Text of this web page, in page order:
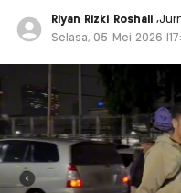
Riyan Rizki Roshali ,
Selasa, 05 Mei 2026